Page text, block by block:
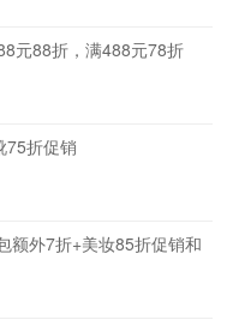
元88折，满488元78折
75折促销
额外7折+美妆85折促销和